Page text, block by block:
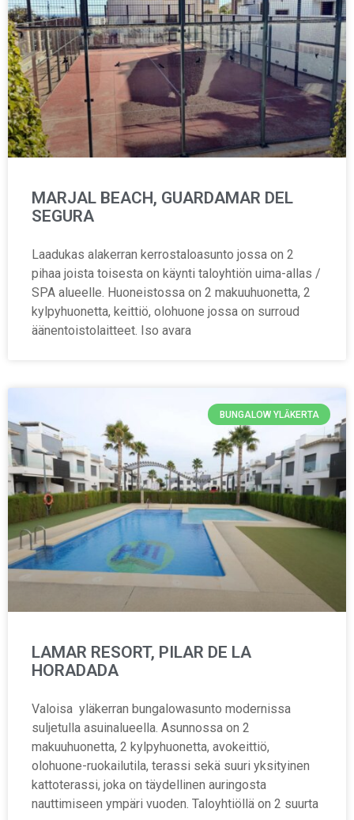
MARJAL BEACH, GUARDAMAR DEL
SEGURA
Laadukas alakerran kerrostaloasunto jossa on 2
pihaa joista toisesta on käynti taloyhtiön uima-allas /
SPA alueelle. Huoneistossa on 2 makuuhuonetta, 2
kylpyhuonetta, keittiö, olohuone jossa on surroud
äänentoistolaitteet. Iso avara
BUNGALOW YLÄKERTA
LAMAR RESORT, PILAR DE LA
HORADADA
Valoisa yläkerran bungalowasunto modernissa
suljetulla asuinalueella. Asunnossa on 2
makuuhuonetta, 2 kylpyhuonetta, avokeittiö,
olohuone-ruokailutila, terassi sekä suuri yksityinen
kattoterassi, joka on täydellinen auringosta
nauttimiseen ympäri vuoden. Taloyhtiöllä on 2 suurta